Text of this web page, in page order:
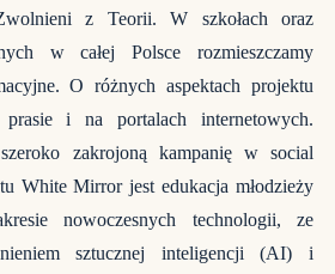
z Teorii. W szkołach oraz
w całej Polsce rozmieszczamy
O różnych aspektach projektu
i na portalach internetowych.
zakrojoną kampanię w social
White Mirror jest edukacja młodzieży
nowoczesnych technologii, ze
sztucznej inteligencji (AI) i